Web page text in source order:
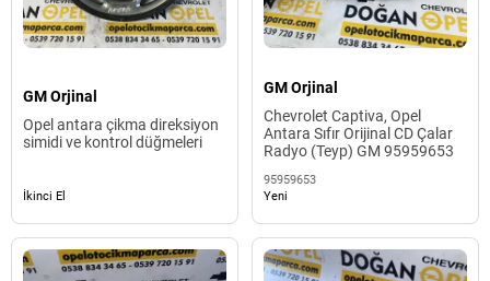
GM Orjinal
Opel antara çikma direksiyon
simidi ve kontrol düğmeleri
İkinci El
GM Orjinal
Chevrolet Captiva, Opel
Antara Sıfır Orijinal CD Çalar
Radyo (Teyp) GM 95959653
95959653
Yeni